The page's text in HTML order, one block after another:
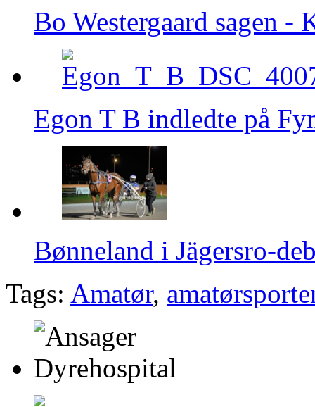
Bo Westergaard sagen
Egon T B indledte på
Bønneland i Jägersro-
Tags: Amatør,